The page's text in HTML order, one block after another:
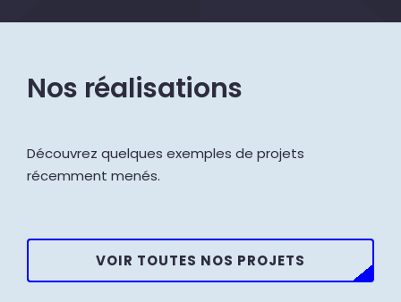
Nos réalisations
Découvrez quelques exemples de projets
récemment menés.
VOIR TOUTES NOS PROJETS